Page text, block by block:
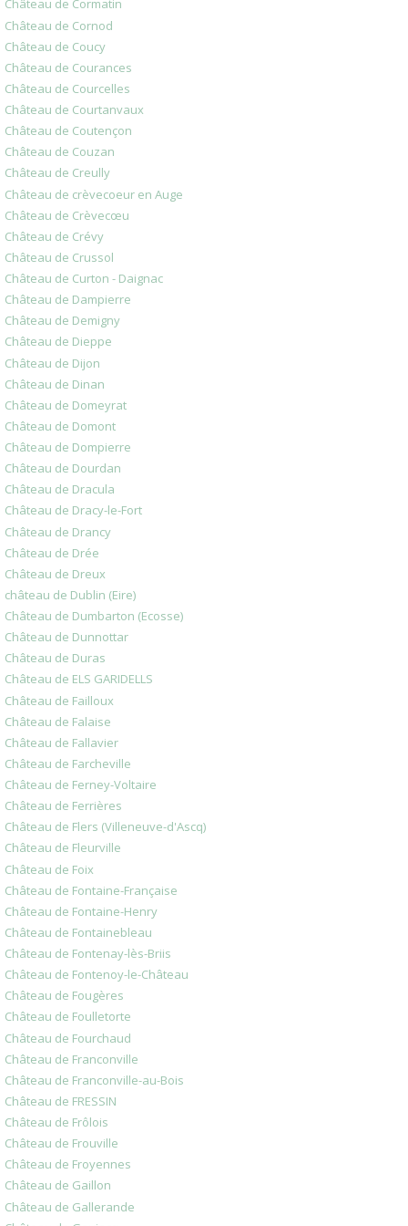
Château de Cormatin
Château de Cornod
Château de Coucy
Château de Courances
Château de Courcelles
Château de Courtanvaux
Château de Coutençon
Château de Couzan
Château de Creully
Château de crèvecoeur en Auge
Château de Crèvecœu
Château de Crévy
Château de Crussol
Château de Curton - Daignac
Château de Dampierre
Château de Demigny
Château de Dieppe
Château de Dijon
Château de Dinan
Château de Domeyrat
Château de Domont
Château de Dompierre
Château de Dourdan
Château de Dracula
Château de Dracy-le-Fort
Château de Drancy
Château de Drée
Château de Dreux
château de Dublin (Eire)
Château de Dumbarton (Ecosse)
Château de Dunnottar
Château de Duras
Château de ELS GARIDELLS
Château de Failloux
Château de Falaise
Château de Fallavier
Château de Farcheville
Château de Ferney-Voltaire
Château de Ferrières
Château de Flers (Villeneuve-d'Ascq)
Château de Fleurville
Château de Foix
Château de Fontaine-Française
Château de Fontaine-Henry
Château de Fontainebleau
Château de Fontenay-lès-Briis
Château de Fontenoy-le-Château
Château de Fougères
Château de Foulletorte
Château de Fourchaud
Château de Franconville
Château de Franconville-au-Bois
Château de FRESSIN
Château de Frôlois
Château de Frouville
Château de Froyennes
Château de Gaillon
Château de Gallerande